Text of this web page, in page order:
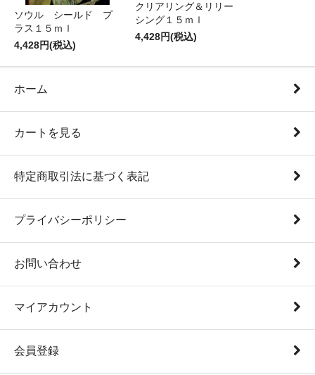
ソウル シールド プ
ラス１５ｍｌ
4,428円(税込)
クリアリング＆リリー
シング１５ｍｌ
4,428円(税込)
ホーム
カートを見る
特定商取引法に基づく表記
プライバシーポリシー
お問い合わせ
マイアカウント
会員登録